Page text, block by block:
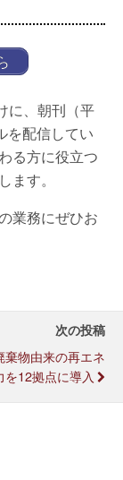
に、朝刊（平
を配信してい
る方に役立つ
す。
業務にぜひお
次の投稿
棄物由来の再エネ
を12拠点に導入